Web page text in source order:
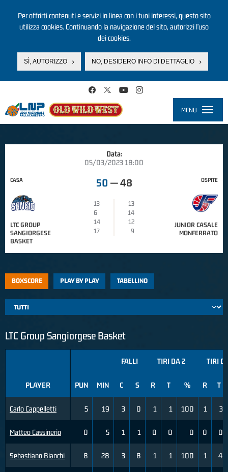
Per offrirti contenuti e servizi in linea con i tuoi interessi, questo sito
utilizza cookies. Continuando la navigazione del sito, autorizzi l’uso
dei cookies.
SÌ, AUTORIZZO NO, DESIDERO INFO DI DETTAGLIO
MENU
Data:
05/03/2023 18:00
CASA
LTC GROUP
SANGIORGESE
BASKET
50 —48
13
13
6
14
14
12
17
9
OSPITE
JUNIOR CASALE
MONFERRATO
BOXSCORE PLAY BY PLAY TABELLINO
LTC Group Sangiorgese Basket
PLAYER
Carlo Cappelletti
Matteo Cassinerio
Sebastiano Bianchi
FALLI TIRI DA 2 TIRI
PUN MIN C S R T % R T
5 19 3 0 1 1 100 1 3
0 5 1 1 0 0 0 0 0
8 28 3 8 1 1 100 1 4